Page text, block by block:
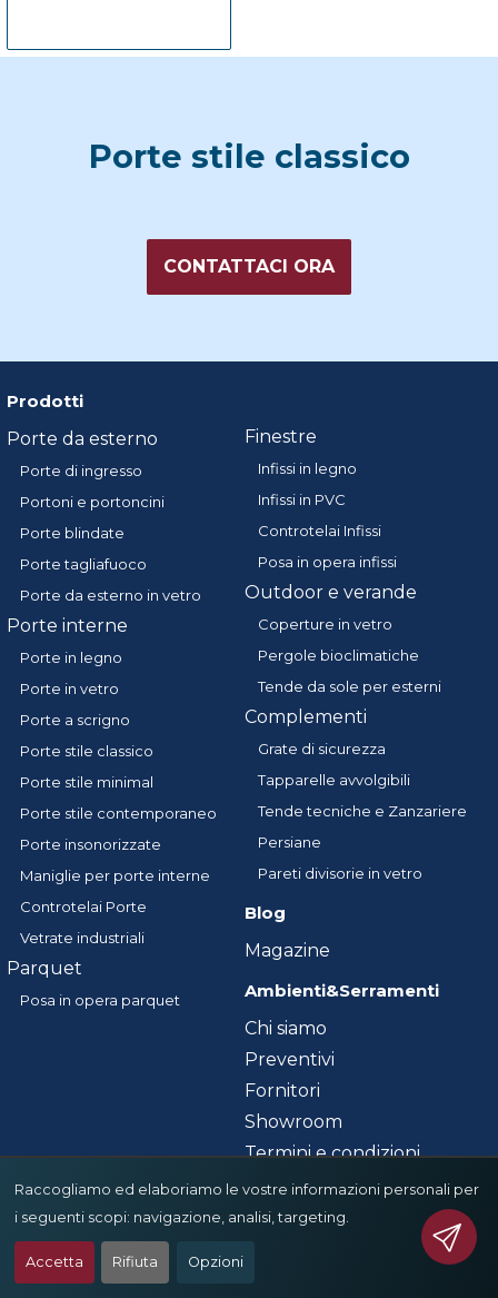
Raccogliamo ed elaboriamo le vostre informazioni personali per
i seguenti scopi: navigazione, analisi, targeting
Accetta Rifiuta Opzioni
Porte stile classico
CONTATTACI ORA
Prodotti
Porte da esterno
Porte di ingresso
Portoni e portoncini
Porte blindate
Porte tagliafuoco
Porte da esterno in vetro
Porte interne
Porte in legno
Porte in vetro
Porte a scrigno
Porte stile classico
Porte stile minimal
Porte stile contemporaneo
Porte insonorizzate
Maniglie per porte interne
Controtelai Porte
Vetrate industriali
Parquet
Posa in opera parquet
Finestre
Infissi in legno
Infissi in PVC
Controtelai Infissi
Posa in opera infissi
Outdoor e verande
Coperture in vetro
Pergole bioclimatiche
Tende da sole per esterni
Complementi
Grate di sicurezza
Tapparelle avvolgibili
Tende tecniche e Zanzariere
Persiane
Pareti divisorie in vetro
Blog
Magazine
Ambienti&Serramenti
Chi siamo
Preventivi
Fornitori
Showroom
Termini e condizioni
Contatti